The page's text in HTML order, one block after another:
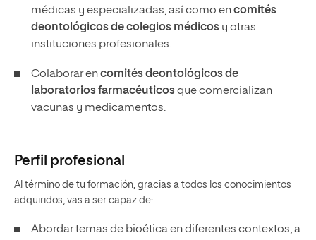
médicas y especializadas, así como encomités
deontológicos de colegios médicos y otras
instituciones profesionales.
Colaborar encomités deontológicos de
laboratorios farmacéuticosque comercializan
vacunas y medicamentos.
Perfil profesional
Al término de tu formación, gracias a todos los conocimientos
adquiridos, vas a ser capaz de:
Abordar temas de bioética en diferentes contextos, a